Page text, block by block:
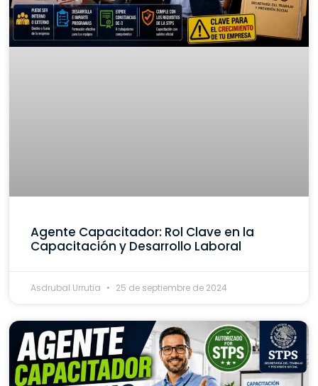
Agente Capacitador: Rol Clave en la
Capacitación y Desarrollo Laboral
Asdrubal Urrutia 25 de septiembre de 2024